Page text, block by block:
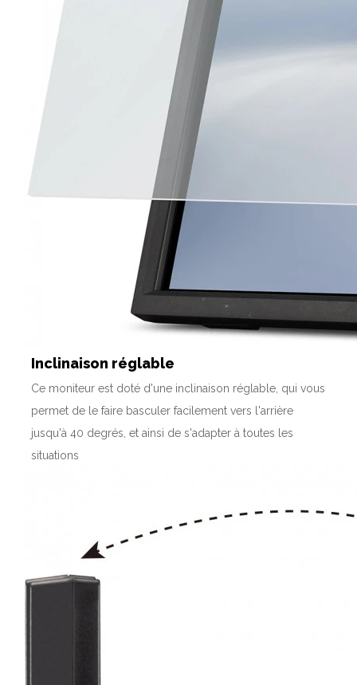
Inclinaison réglable
Ce moniteur est doté d'une inclinaison réglable, qui vous
permet de le faire basculer facilement vers l'arrière
jusqu'à 40 degrés, et ainsi de s'adapter à toutes les
situations